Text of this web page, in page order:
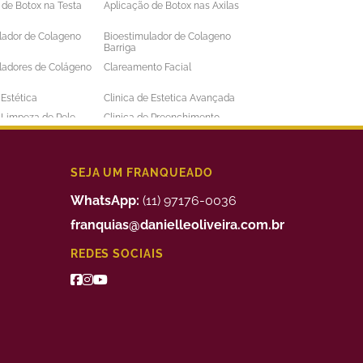
Botox na Testa
Aplicação de Botox nas Axilas
de Colageno
Bioestimulador de Colageno
Barriga
de Colágeno
Clareamento Facial
Clinica de Estetica Avançada
de Pele
Clinica de Preenchimento
Labial
Depilação a Laser Masculina
Preenchimento Facial Valor
Tratamento da Alopecia
de Bigode Chines
Tratamento de Celulite nas
SEJA UM FRANQUEADO
WhatsApp: (11) 97176-0036
franquias@danielleoliveira.com.br
REDES SOCIAIS